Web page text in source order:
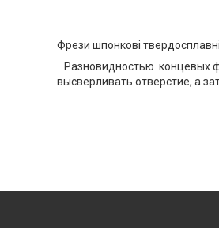
Фрези шпонкові твердосплавні
Разновидностью концевых
высверливать отверстие, а